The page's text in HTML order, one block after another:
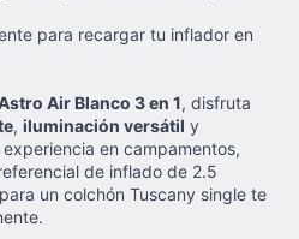
para recargar tu inflador en
Air Blanco 3 en 1, disfruta
, iluminación versátil y
en campamentos,
de inflado de 2.5
un colchón Tuscany single te